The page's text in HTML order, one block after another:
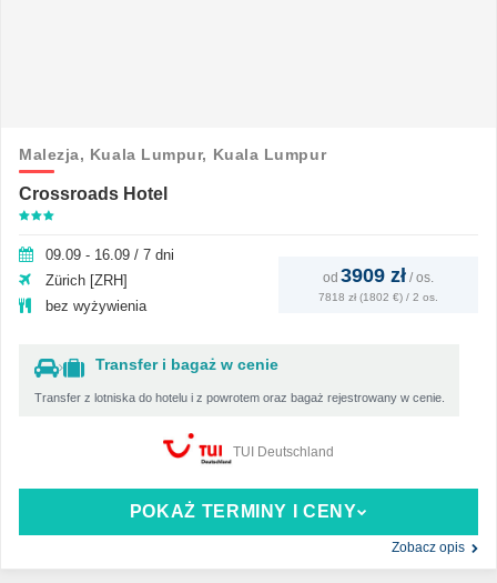
Malezja, Kuala Lumpur, Kuala Lumpur
Crossroads Hotel
09.09 - 16.09 / 7 dni
Zürich [ZRH]
bez wyżywienia
Transfer i bagaż w cenie
Transfer z lotniska do hotelu i z powrotem oraz bagaż rejestrowany w cenie.
od 3909 zł / os.
7818 zł (1802 €) / 2 os.
POKAŻ TERMINY I CENY
Zobacz opis
TUI Deutschland